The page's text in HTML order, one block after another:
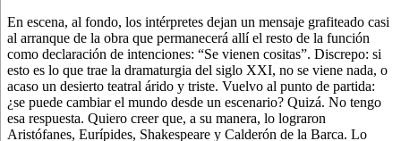
En escena, al fondo, los intérpretes dejan un mensaje grafiteado casi
al arranque de la obra que permanecerá allí el resto de la función
como declaración de intenciones: “Se vienen cositas”. Discrepo: si
esto es lo que trae la dramaturgia del siglo XXI, no se viene nada, o
acaso un desierto teatral árido y triste. Vuelvo al punto de partida:
¿se puede cambiar el mundo desde un escenario? Quizá. No tengo
esa respuesta. Quiero creer que, a su manera, lo lograron
Aristófanes, Eurípides, Shakespeare y Calderón de la Barca. Lo